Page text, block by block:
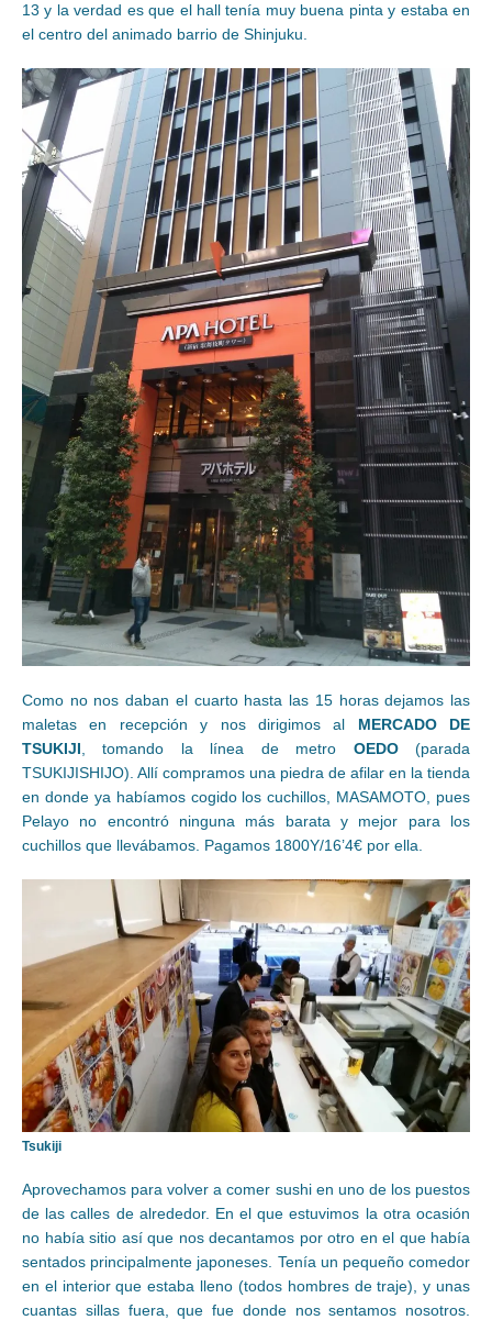
13 y la verdad es que el hall tenía muy buena pinta y estaba en
el centro del animado barrio de Shinjuku.
Como no nos daban el cuarto hasta las 15 horas dejamos las
maletas en recepción y nos dirigimos al MERCADO DE
TSUKIJI, tomando la línea de metro OEDO(parada
TSUKIJISHIJO). Allí compramos una piedra de afilar en la tienda
en donde ya habíamos cogido los cuchillos, MASAMOTO, pues
Pelayo no encontró ninguna más barata y mejor para los
cuchillos que llevábamos. Pagamos 1800Y/16’4€ por ella.
Tsukiji
Aprovechamos para volver a comer sushi en uno de los puestos
de las calles de alrededor. En el que estuvimos la otra ocasión
no había sitio así que nos decantamos por otro en el que había
sentados principalmente japoneses. Tenía un pequeño comedor
en el interior que estaba lleno (todos hombres de traje), y unas
cuantas sillas fuera, que fue donde nos sentamos nosotros.